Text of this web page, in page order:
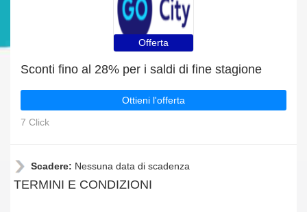
Offerta
Sconti fino al 28% per i saldi di fine stagione
Ottieni l'offerta
7 Click
Scadere: Nessuna data di scadenza
TERMINI E CONDIZIONI